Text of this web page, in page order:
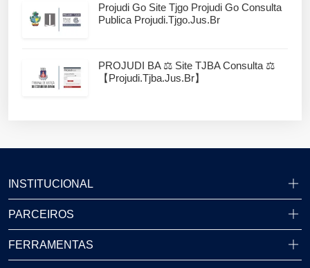
Projudi Go Site Tjgo Projudi Go Consulta
Publica Projudi.tjgo.jus.br
PROJUDI BA ⚖️ Site TJBA Consulta ⚖️
【projudi.tjba.jus.br】
INSTITUCIONAL
PARCEIROS
FERRAMENTAS